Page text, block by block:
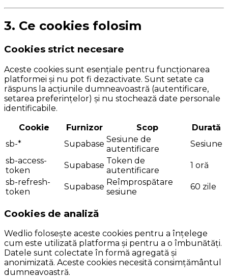
3. Ce cookies folosim
Cookies strict necesare
Aceste cookies sunt esențiale pentru funcționarea
platformei și nu pot fi dezactivate. Sunt setate ca
răspuns la acțiunile dumneavoastră (autentificare,
setarea preferințelor) și nu stochează date personale
identificabile.
Cookie
Furnizor Scop
Durată
sb-*
Supabase Sesiune de
autentificare
Sesiune
sb-access-
token
Supabase Token de
autentificare
1 oră
sb-refresh-
token
Supabase Reîmprospătare
sesiune
60 zile
Cookies de analiză
Wedlio folosește aceste cookies pentru a înțelege
cum este utilizată platforma și pentru a o îmbunătăți.
Datele sunt colectate în formă agregată și
anonimizată. Aceste cookies necesită consimțământul
dumneavoastră.